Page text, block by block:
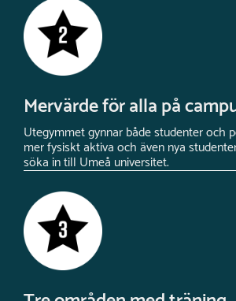
Mervärde för alla på
Utegymmet gynnar både studenter och
mer fysiskt aktiva och även nya
söka in till Umeå universitet.